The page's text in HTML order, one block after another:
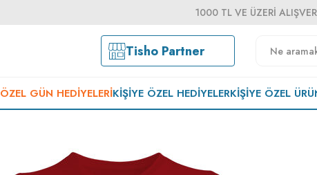
1000 TL VE ÜZERI
Tisho Partner
ÖZEL GÜN HEDIYELERIKIŞIYE ÖZEL HEDIYELERKIŞIYE ÖZEL